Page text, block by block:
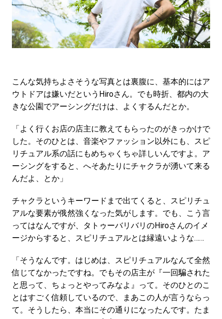
こんな気持ちよさそうな写真とは裏腹に、基本的にはア
ウトドアは嫌いだというHiroさん。でも時折、都内の大
きな公園でアーシングだけは、よくするんだとか。
「よく行くお店の店主に教えてもらったのがきっかけで
した。そのひとは、音楽やファッション以外にも、スピ
リチュアル系の話にもめちゃくちゃ詳しいんですよ。ア
ーシングをすると、へそあたりにチャクラが湧いて来る
んだよ、とか」
チャクラというキーワードまで出てくると、スピリチュ
アルな要素が俄然強くなった気がします。でも、こう言
ってはなんですが、タトゥーバリバリのHiroさんのイメ
ージからすると、スピリチュアルとは縁遠いような……
「そうなんです。はじめは、スピリチュアルなんて全然
信じてなかったですね。でもその店主が『一回騙された
と思って、ちょっとやってみなよ』って。そのひとのこ
とはすごく信頼しているので、まあこの人が言うならっ
て。そうしたら、本当にその通りになったんです。たま